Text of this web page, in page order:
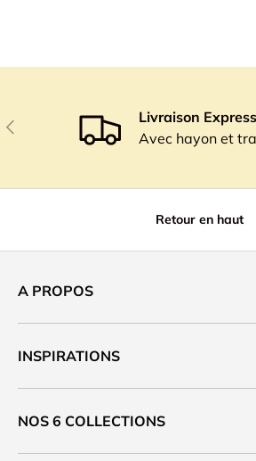
Précédent
Livraison
Avec hayon et
Retour en haut
A PROPOS
INSPIRATIONS
NOS 6 COLLECTIONS